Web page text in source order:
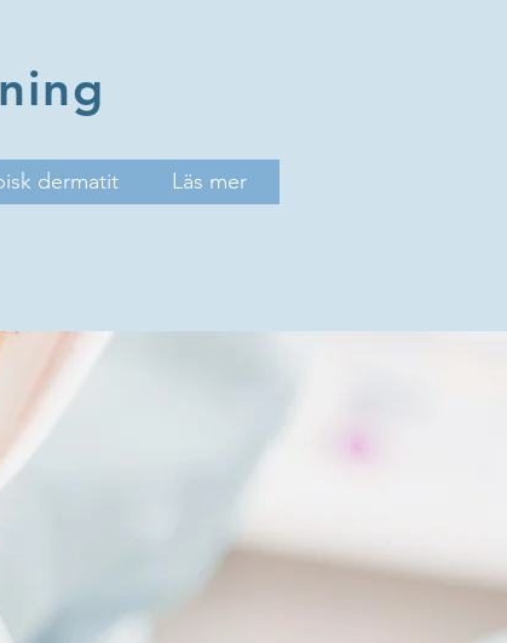
dermatit Läs mer